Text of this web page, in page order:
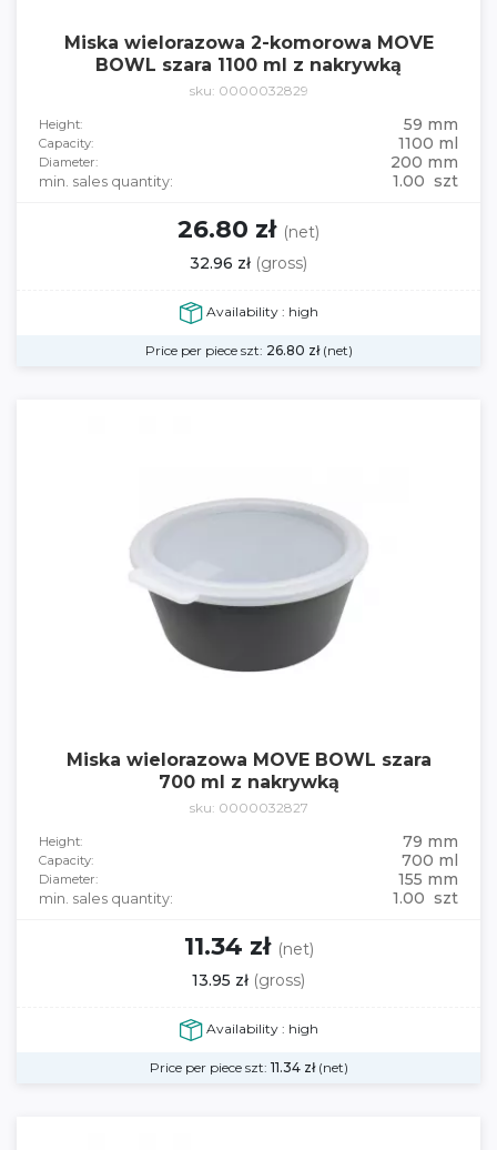
Miska wielorazowa 2-komorowa MOVE
BOWL szara 1100 ml z nakrywką
sku: 0000032829
Height: 59 mm
Capacity: 1100 ml
Diameter: 200 mm
min. sales quantity: 1.00 szt
26.80 zł (net)
32.96 zł (gross)
Availability : high
Price per piece szt: 26.80 zł(net)
Miska wielorazowa MOVE BOWL szara
700 ml z nakrywką
sku: 0000032827
Height: 79 mm
Capacity: 700 ml
Diameter: 155 mm
min. sales quantity: 1.00 szt
11.34 zł (net)
13.95 zł (gross)
Availability : high
Price per piece szt: 11.34 zł(net)